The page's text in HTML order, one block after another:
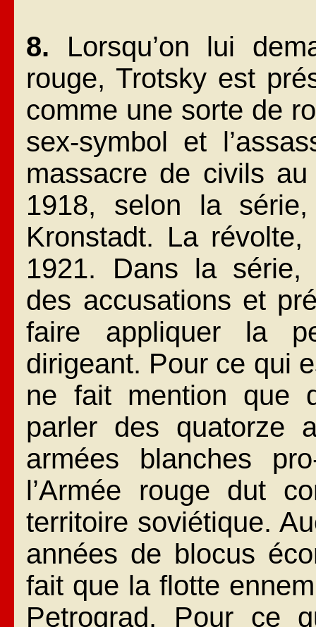
8. Lorsqu’on lui
rouge, Trotsky est
comme une sorte de
sex-symbol et
massacre de civils au
1918, selon la
Kronstadt. La
1921. Dans la série,
des accusations et
faire appliquer la
dirigeant. Pour ce qui
ne fait mention que
parler des quatorze
armées blanches
l’Armée rouge dut
territoire soviétique.
années de blocus
fait que la flotte
Petrograd. Pour ce